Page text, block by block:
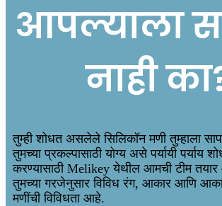
आपल्याला
नाही
तुम्ही शोधत असलेले सिलिकॉन मणी तुम्हाला
तुमच्या प्रकल्पासाठी योग्य असे पर्यायी पर्याय
करण्यासाठी Melikey येथील आमची टीम
तुमच्या गरजेनुसार विविध रंग, आकार आणि
मणींची विविधता आहे.